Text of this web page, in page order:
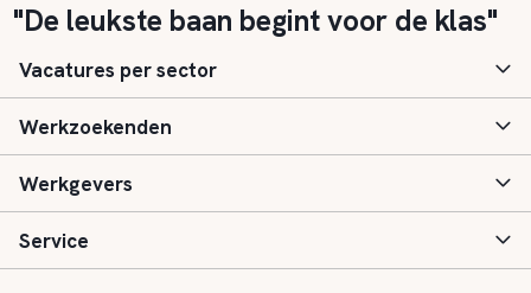
"De leukste baan begint voor de klas"
Vacatures per sector
Basisonderwijs
Speciaal (basis) onderwijs
Voortgezet onderwijs
Werkzoekenden
Aanmelden
Vacatures
Werkgevers
Inloggen
Service